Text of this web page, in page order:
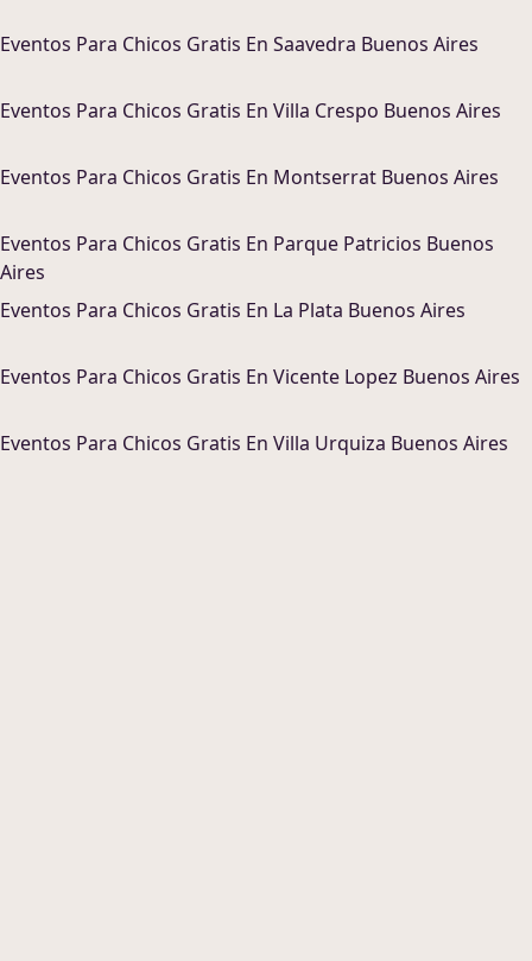
Eventos Para Chicos Gratis En Saavedra Buenos Aires
Eventos Para Chicos Gratis En Villa Crespo Buenos Aires
Eventos Para Chicos Gratis En Montserrat Buenos Aires
Eventos Para Chicos Gratis En Parque Patricios Buenos
Aires
Eventos Para Chicos Gratis En La Plata Buenos Aires
Eventos Para Chicos Gratis En Vicente Lopez Buenos Aires
Eventos Para Chicos Gratis En Villa Urquiza Buenos Aires